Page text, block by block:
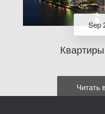
Sep
Читать